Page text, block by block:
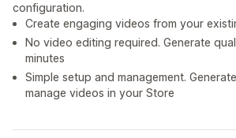
configuration.
Create engaging videos from your
No video editing required. Generate
minutes
Simple setup and management.
manage videos in your Store